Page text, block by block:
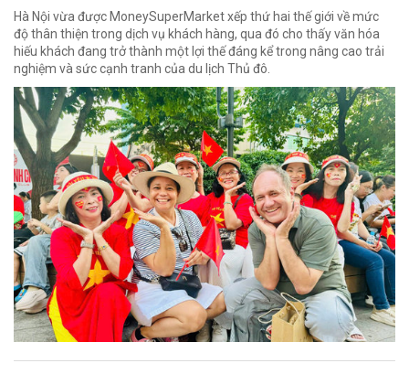
Hà Nội vừa được MoneySuperMarket xếp thứ hai thế giới về mức
độ thân thiện trong dịch vụ khách hàng, qua đó cho thấy văn hóa
hiếu khách đang trở thành một lợi thế đáng kể trong nâng cao trải
nghiệm và sức cạnh tranh của du lịch Thủ đô.